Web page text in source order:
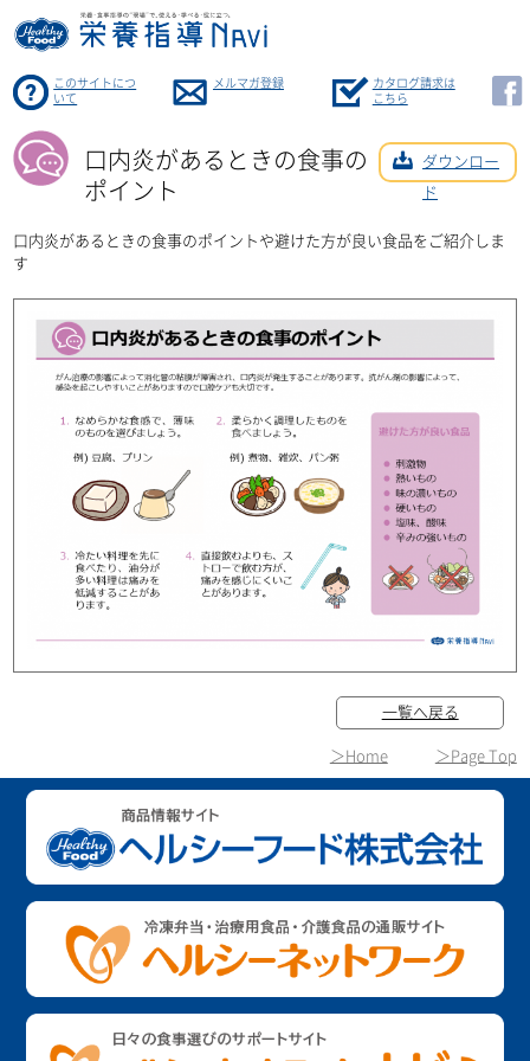
このサイトにつ
いて
メルマガ登録
カタログ請求は
こちら
口内炎があるときの食事の
ポイント
ダウンロー
ド
口内炎があるときの食事のポイントや避けた方が良い食品をご紹介しま
す
一覧へ戻る
＞Page Top
＞Home